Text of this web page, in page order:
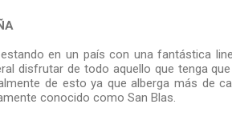
en un país con una fantástica
disfrutar de todo aquello que tenga
de esto ya que alberga más de
conocido como San Blas.